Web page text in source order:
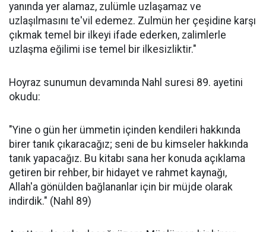
yanında yer alamaz, zulümle uzlaşamaz ve
uzlaşılmasını te'vil edemez. Zulmün her çeşidine karşı
çıkmak temel bir ilkeyi ifade ederken, zalimlerle
uzlaşma eğilimi ise temel bir ilkesizliktir."
Hoyraz sunumun devamında Nahl suresi 89. ayetini
okudu:
"Yine o gün her ümmetin içinden kendileri hakkında
birer tanık çıkaracağız; seni de bu kimseler hakkında
tanık yapacağız. Bu kitabı sana her konuda açıklama
getiren bir rehber, bir hidayet ve rahmet kaynağı,
Allah'a gönülden bağlananlar için bir müjde olarak
indirdik." (Nahl 89)